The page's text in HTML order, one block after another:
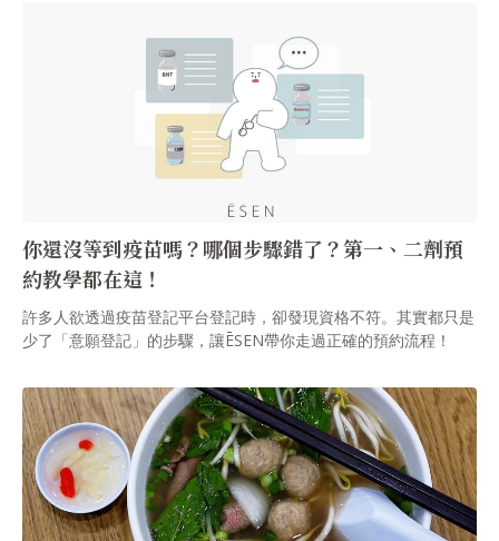
你還沒等到疫苗嗎？哪個步驟錯了？第一、二劑預
約教學都在這！
許多人欲透過疫苗登記平台登記時，卻發現資格不符。其實都只是
少了「意願登記」的步驟，讓ĒSEN帶你走過正確的預約流程！